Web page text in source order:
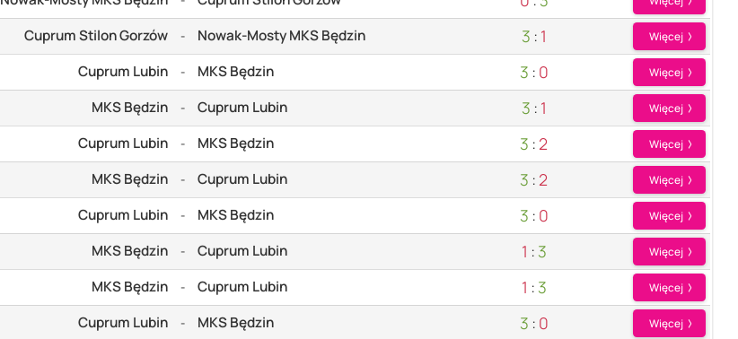
Cuprum Stilon Gorzów - Nowak-Mosty MKS Będzin 3 : 1 Więcej
Cuprum Lubin - MKS Będzin 3 : 0 Więcej
MKS Będzin - Cuprum Lubin 3 : 1 Więcej
Cuprum Lubin - MKS Będzin 3 : 2 Więcej
MKS Będzin - Cuprum Lubin 3 : 2 Więcej
Cuprum Lubin - MKS Będzin 3 : 0 Więcej
MKS Będzin - Cuprum Lubin 1 : 3 Więcej
MKS Będzin - Cuprum Lubin 1 : 3 Więcej
Cuprum Lubin - MKS Będzin 3 : 0 Więcej